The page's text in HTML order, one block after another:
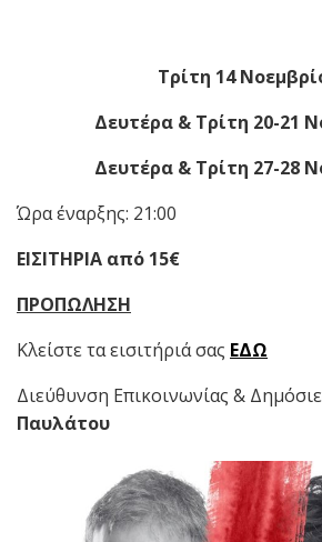
Τρίτη 14
Δευτέρα & Τρίτη 20-21
Δευτέρα & Τρίτη 27-28
Ώρα έναρξης: 21:00
ΕΙΣΙΤΗΡΙΑ από 15€
ΠΡΟΠΩΛΗΣΗ
Κλείστε τα εισιτήριά σας ΕΔΩ
Διεύθυνση Επικοινωνίας &
Παυλάτου